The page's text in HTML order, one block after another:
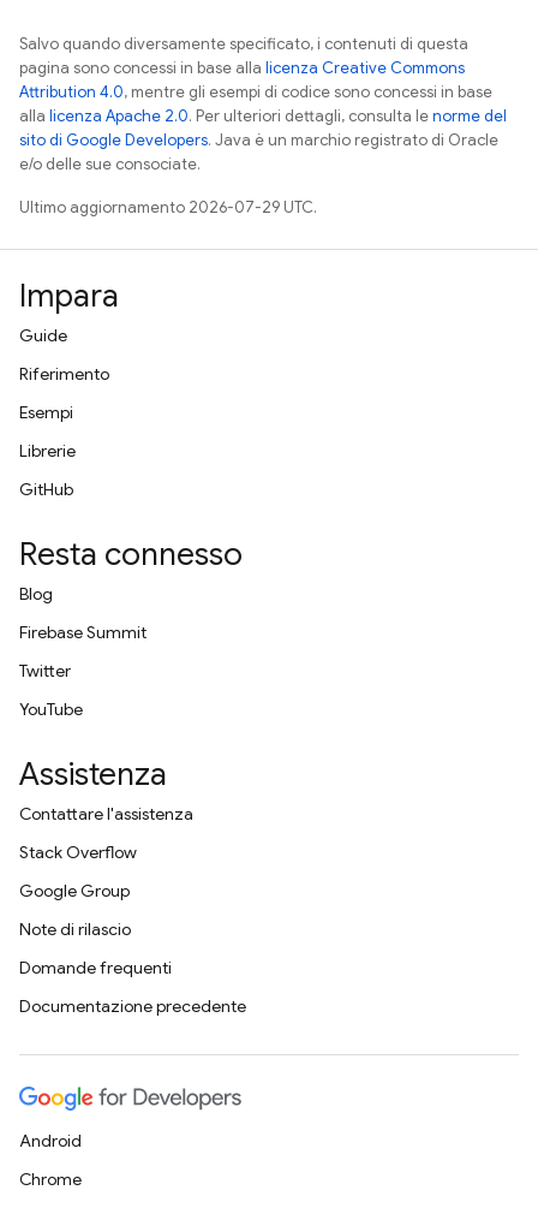
Salvo quando diversamente specificato, i contenuti di questa
pagina sono concessi in base alla licenza Creative Commons
Attribution 4.0, mentre gli esempi di codice sono concessi in base
alla licenza Apache 2.0. Per ulteriori dettagli, consulta lenorme del
sito di Google Developers. Java è un marchio registrato di Oracle
e/o delle sue consociate.
Ultimo aggiornamento 2026-07-29 UTC.
Impara
Guide
Riferimento
Esempi
Librerie
GitHub
Resta connesso
Blog
Firebase Summit
Twitter
YouTube
Assistenza
Contattare l'assistenza
Stack Overflow
Google Group
Note di rilascio
Domande frequenti
Documentazione precedente
Android
Chrome